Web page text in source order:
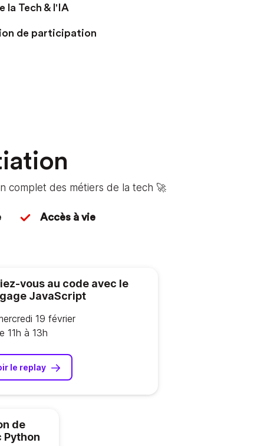
la Tech & l'IA
de participation
complet des métiers de la tech 🚀
Accès à vie
vous au code avec le
JavaScript
19 février
11h à 13h
le replay
de
Python